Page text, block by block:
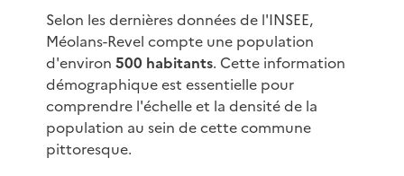
Selon les dernières données de l'INSEE,
Méolans-Revel compte une population
d'environ 500 habitants. Cette information
démographique est essentielle pour
comprendre l'échelle et la densité de la
population au sein de cette commune
pittoresque.